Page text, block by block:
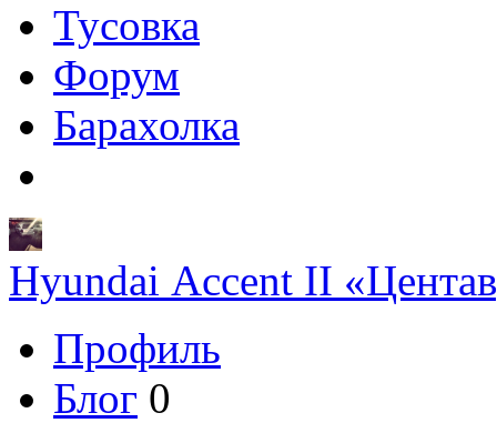
Тусовка
Форум
Барахолка
Hyundai Accent II
Профиль
Блог 0